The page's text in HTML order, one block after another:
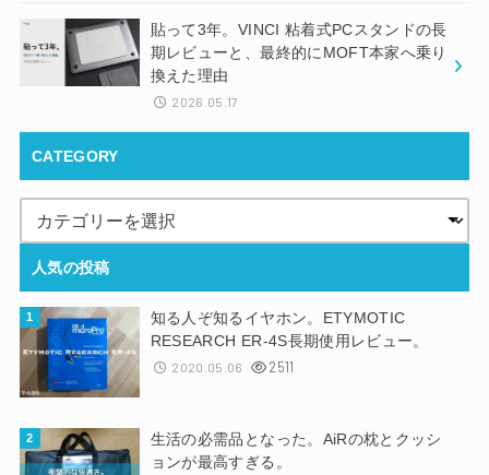
貼って3年。VINCI 粘着式PCスタンドの長
期レビューと、最終的にMOFT本家へ乗り
換えた理由
2026.05.17
CATEGORY
人気の投稿
知る人ぞ知るイヤホン。ETYMOTIC
RESEARCH ER-4S長期使用レビュー。
2020.05.06 2511
生活の必需品となった。AiRの枕とクッシ
ョンが最高すぎる。